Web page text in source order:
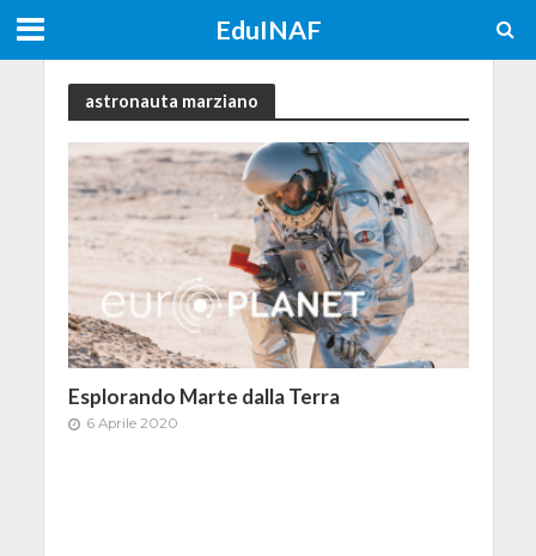
EduINAF
astronauta marziano
Esplorando Marte dalla Terra
6 Aprile 2020